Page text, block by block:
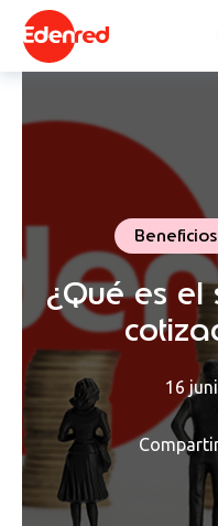
¿Qué es
16